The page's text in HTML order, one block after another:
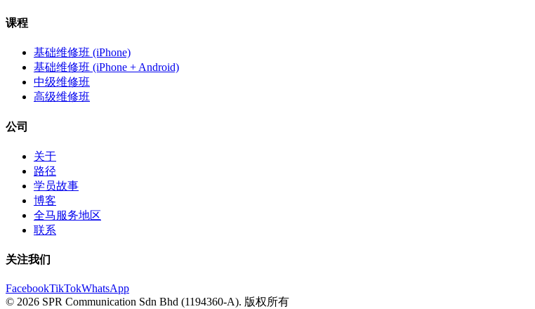
课程
基础维修班 (iPhone)
基础维修班 (iPhone + Android)
中级维修班
高级维修班
公司
关于
路径
学员故事
博客
全马服务地区
联系
关注我们
FacebookTikTokWhatsApp
© 2026 SPR Communication Sdn Bhd (1194360-A). 版权所有